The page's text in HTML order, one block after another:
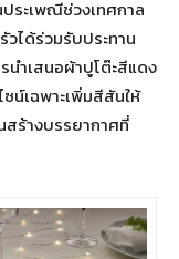
ระเพณีช่วงเทศกาล
ได้ร่วมรับประทาน
นำเสนอผ้าปูโต๊ะสีแดง
น์เฉพาะเพิ่มสีสันให้
ร้างบรรยากาศที่